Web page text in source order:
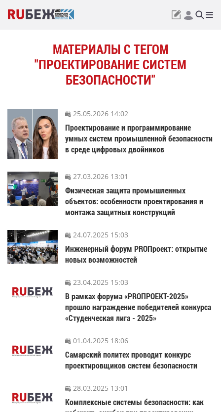
МАТЕРИАЛЫ С ТЕГОМ
"ПРОЕКТИРОВАНИЕ СИСТЕМ
БЕЗОПАСНОСТИ"
25.05.2026 14:02
Проектирование и программирование
умных систем промышленной безопасности
в среде цифровых двойников
27.03.2026 13:01
Физическая защита промышленных
объектов: особенности проектирования и
монтажа защитных конструкций
24.07.2025 15:03
Инженерный форум PROПроект: открытие
новых возможностей
23.04.2025 15:03
В рамках форума «PROПРОЕКТ-2025»
прошло награждение победителей конкурса
«Студенческая лига - 2025»
01.04.2025 18:06
Самарский политех проводит конкурс
проектировщиков систем безопасности
28.03.2025 13:01
Комплексные системы безопасности: как